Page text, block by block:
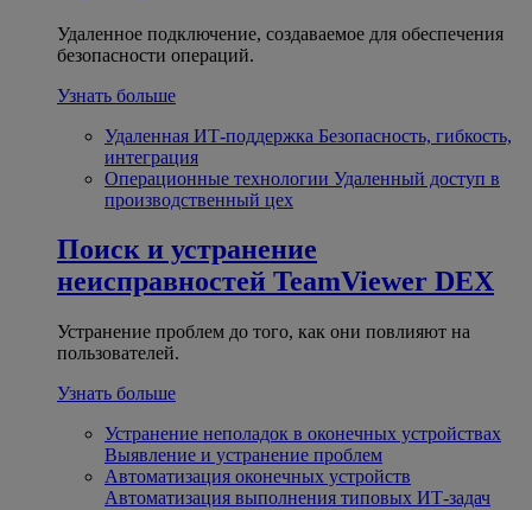
Удаленное подключение, создаваемое для обеспечения
безопасности операций.
Узнать больше
Удаленная ИТ-поддержка Безопасность, гибкость,
интеграция
Операционные технологии Удаленный доступ в
производственный цех
Поиск и устранение
неисправностей TeamViewer DEX
Устранение проблем до того, как они повлияют на
пользователей.
Узнать больше
Устранение неполадок в оконечных устройствах
Выявление и устранение проблем
Автоматизация оконечных устройств
Автоматизация выполнения типовых ИТ-задач